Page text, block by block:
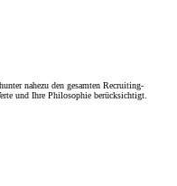
nahezu den gesamten Recruiting-
und Ihre Philosophie berücksichtigt.